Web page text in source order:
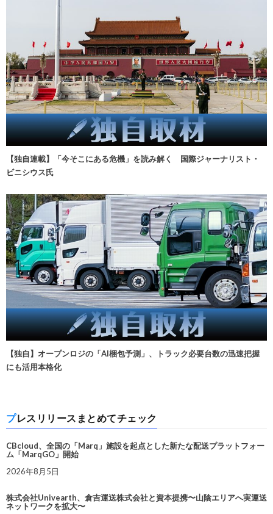
【独自連載】「今そこにある危機」を読み解く 国際ジャーナリスト・
ビニシウス氏
【独自】オープンロジの「AI梱包予測」、トラック必要台数の迅速把握
にも活用本格化
プレスリリースまとめてチェック
CBcloud、全国の「Marq」施設を起点とした新たな配送プラットフォー
ム「MarqGO」開始
2026年8月5日
株式会社Univearth、倉吉運送株式会社と資本提携〜山陰エリアへ実運送
ネットワークを拡大〜